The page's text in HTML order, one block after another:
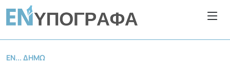
ΕΝ... ΔΉΜΩ